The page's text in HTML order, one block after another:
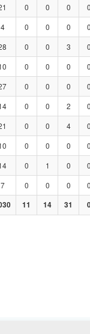
0 0 0 0
4 0 0 0 0
0 0 3 0
0 0 0 0
0 0 0 0
0 0 2 0
0 0 4 0
0 0 0 0
0 1 0 0
7 0 0 0 0
11 14 31